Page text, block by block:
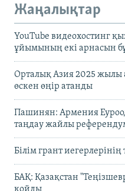
Жаңалықтар
YouTube видеохостинг
ұйымының екі арнасын
Орталық Азия 2025 жылы
өскен өңір атанды
Пашинян: Армения
таңдау жайлы
Білім грант
БАҚ: Қазақстан